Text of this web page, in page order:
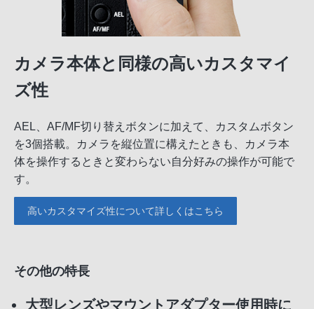
カメラ本体と同様の高いカスタマイ
ズ性
AEL、AF/MF切り替えボタンに加えて、カスタムボタン
を3個搭載。カメラを縦位置に構えたときも、カメラ本
体を操作するときと変わらない自分好みの操作が可能で
す。
高いカスタマイズ性について詳しくはこちら
その他の特長
大型レンズやマウントアダプター使用時に